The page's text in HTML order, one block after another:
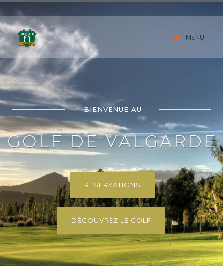
MENU
GOLF DE VALGARDE